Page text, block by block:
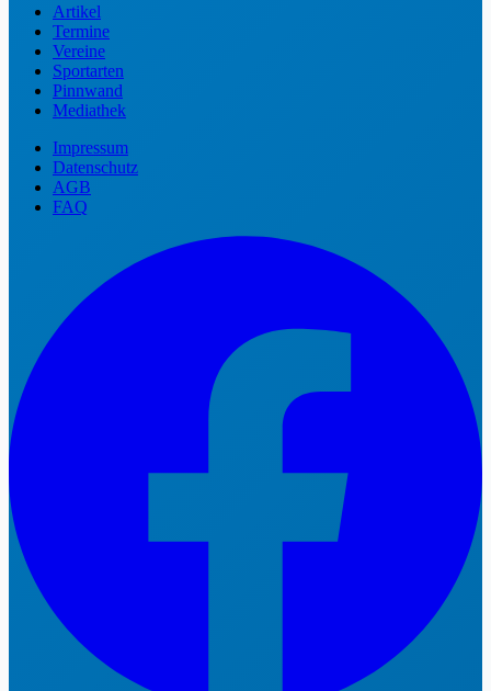
Artikel
Termine
Vereine
Sportarten
Pinnwand
Mediathek
Impressum
Datenschutz
AGB
FAQ